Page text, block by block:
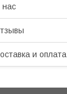
и оплата